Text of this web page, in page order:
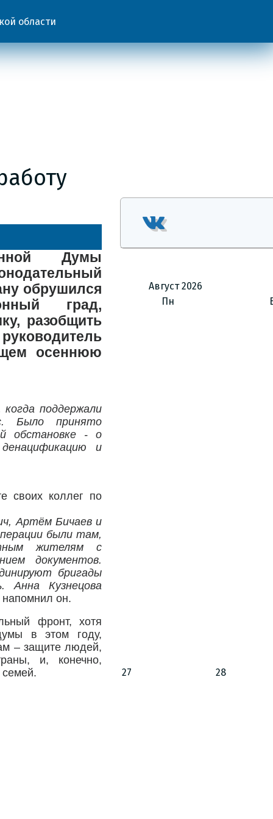
области
Думы
обрушился
град,
разобщить
осеннюю
поддержали
Было принято
обстановке - о
и
своих коллег по
Артём Бичаев и
были там,
жителям с
документов.
бригады
Анна Кузнецова
напомнил он.
фронт, хотя
в этом году,
– защите людей,
и, конечно,
семей.​
Август 2026
Пн
27 28